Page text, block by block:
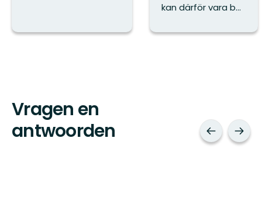
kan därför vara b...
Vragen en
antwoorden